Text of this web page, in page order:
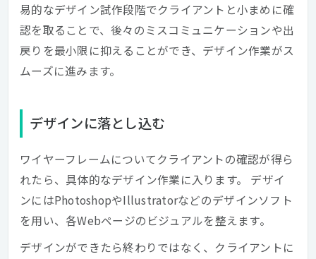
易的なデザイン試作段階でクライアントと小まめに確
認を取ることで、後々のミスコミュニケーションや出
戻りを最小限に抑えることができ、デザイン作業がス
ムーズに進みます。
デザインに落とし込む
ワイヤーフレームについてクライアントの確認が得ら
れたら、具体的なデザイン作業に入ります。 デザイ
ンにはPhotoshopやIllustratorなどのデザインソフト
を用い、各Webページのビジュアルを整えます。
デザインができたら終わりではなく、クライアントに